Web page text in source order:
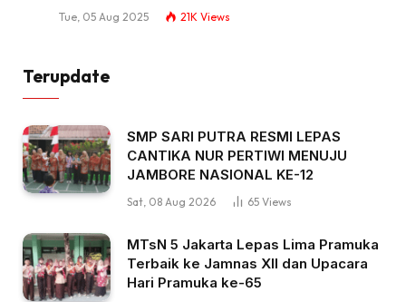
Tue, 05 Aug 2025 21K Views
Terupdate
SMP SARI PUTRA RESMI LEPAS
CANTIKA NUR PERTIWI MENUJU
JAMBORE NASIONAL KE-12
Sat, 08 Aug 2026 65 Views
MTsN 5 Jakarta Lepas Lima Pramuka
Terbaik ke Jamnas XII dan Upacara
Hari Pramuka ke-65